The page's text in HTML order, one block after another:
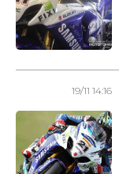
19/11 14:16